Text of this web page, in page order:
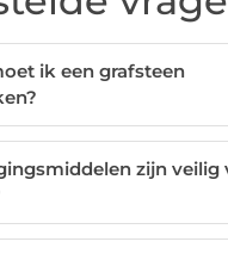
ik een grafsteen
zijn veilig